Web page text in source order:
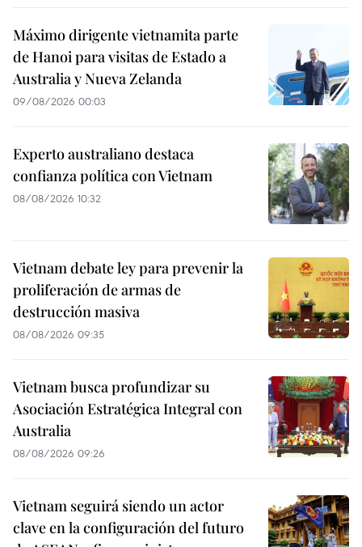
Máximo dirigente vietnamita parte
de Hanoi para visitas de Estado a
Australia y Nueva Zelanda
09/08/2026 00:03
Experto australiano destaca
confianza política con Vietnam
08/08/2026 10:32
Vietnam debate ley para prevenir la
proliferación de armas de
destrucción masiva
08/08/2026 09:35
Vietnam busca profundizar su
Asociación Estratégica Integral con
Australia
08/08/2026 09:26
Vietnam seguirá siendo un actor
clave en la configuración del futuro